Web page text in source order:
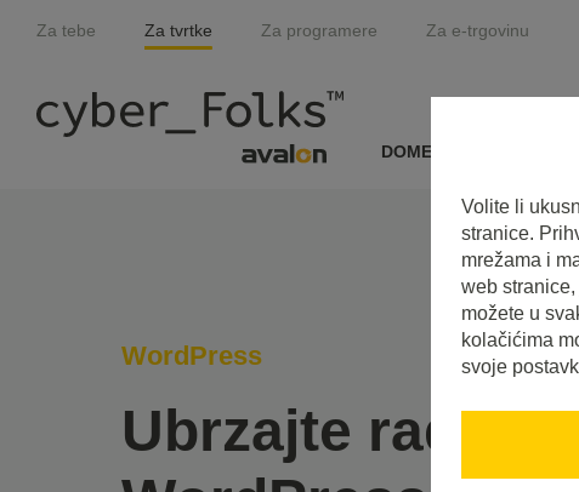
Za tebe Za tvrtke Za programere Za e-trgovinu
DOMENE I SSL
WordPress
Ubrzajte rad
Volite li
stranice.
mrežama i
web
možete u
kolačićima
svoje